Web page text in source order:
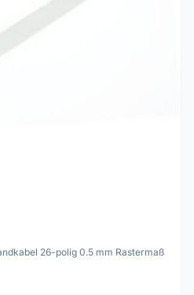
26-polig 0.5 mm Rastermaß